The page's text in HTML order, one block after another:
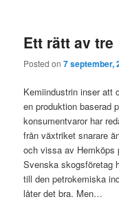
Ett rätt av tre
Posted on7 september,
Kemiindustrin inser att
en produktion baserad
konsumentvaror har
från växtriket snarare
och vissa av Hemköps
Svenska skogsföretag
till den petrokemiska
låter det bra. Men…